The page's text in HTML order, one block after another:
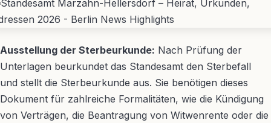
Ausstellung der Sterbeurkunde: Nach Prüfung der
Unterlagen beurkundet das Standesamt den Sterbefall
und stellt die Sterbeurkunde aus. Sie benötigen dieses
Dokument für zahlreiche Formalitäten, wie die Kündigung
von Verträgen, die Beantragung von Witwenrente oder die